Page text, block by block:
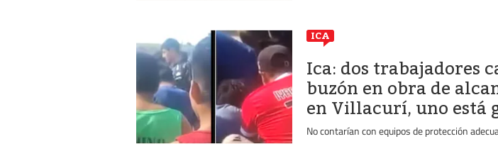
ICA
Ica: dos trabajadores
buzón en obra de
en Villacurí, uno está
No contarían con equipos de protección